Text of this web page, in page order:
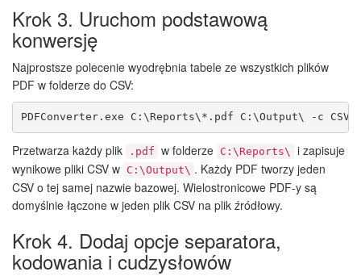
Krok 3. Uruchom podstawową
konwersję
Najprostsze polecenie wyodrębnia tabele ze wszystkich plików
PDF w folderze do CSV:
PDFConverter.exe C:\Reports\*.pdf C:\Output\ -c CSV
Przetwarza każdy plik .pdf w folderze C:\Reports\
i zapisuje
wynikowe pliki CSV w C:\Output\ . Każdy PDF tworzy jeden
CSV o tej samej nazwie bazowej. Wielostronicowe PDF-y są
domyślnie łączone w jeden plik CSV na plik źródłowy.
Krok 4. Dodaj opcje separatora,
kodowania i cudzysłowów